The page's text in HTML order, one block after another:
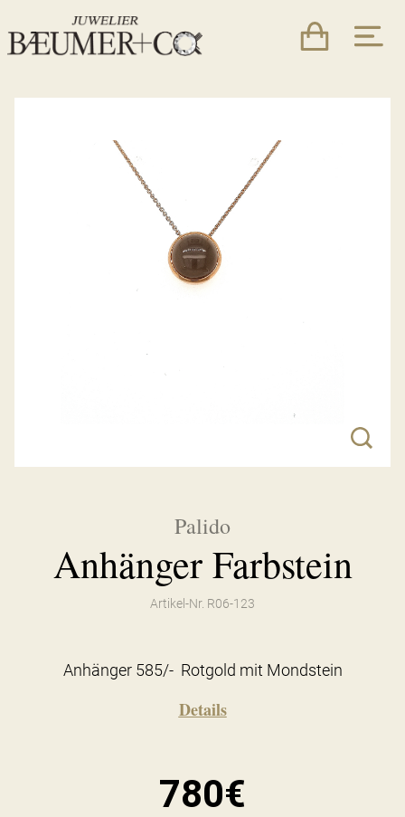
Palido
Anhänger Farbstein
Artikel-Nr. R06-123
Anhänger 585/- Rotgold mit Mondstein
Details
780€